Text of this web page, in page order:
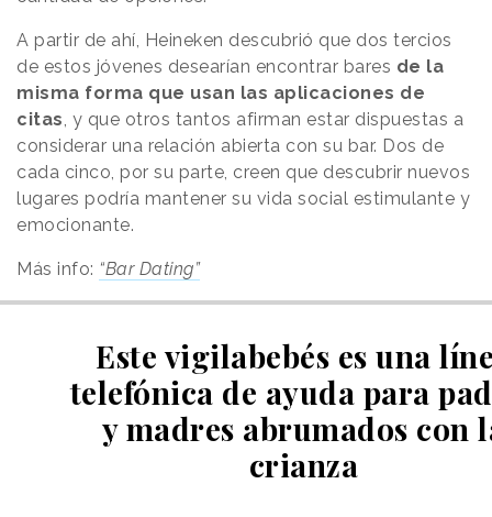
A partir de ahí, Heineken descubrió que dos tercios
de estos jóvenes desearían encontrar bares de la
misma forma que usan las aplicaciones de
citas, y que otros tantos afirman estar dispuestas a
considerar una relación abierta con su bar. Dos de
cada cinco, por su parte, creen que descubrir nuevos
lugares podría mantener su vida social estimulante y
emocionante.
Más info: “Bar Dating”
Este vigilabebés es una
telefónica de ayuda para
y madres abrumados con
crianza